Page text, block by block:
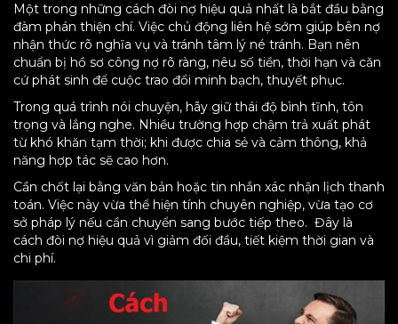
Một trong những cách đòi nợ hiệu quả nhất là bắt đầu bằng
đàm phán thiện chí. Việc chủ động liên hệ sớm giúp bên nợ
nhận thức rõ nghĩa vụ và tránh tâm lý né tránh. Bạn nên
chuẩn bị hồ sơ công nợ rõ ràng, nêu số tiền, thời hạn và căn
cứ phát sinh để cuộc trao đổi minh bạch, thuyết phục.
Trong quá trình nói chuyện, hãy giữ thái độ bình tĩnh, tôn
trọng và lắng nghe. Nhiều trường hợp chậm trả xuất phát
từ khó khăn tạm thời; khi được chia sẻ và cảm thông, khả
năng hợp tác sẽ cao hơn.
Cần chốt lại bằng văn bản hoặc tin nhắn xác nhận lịch thanh
toán. Việc này vừa thể hiện tính chuyên nghiệp, vừa tạo cơ
sở pháp lý nếu cần chuyển sang bước tiếp theo. Đây là
cách đòi nợ hiệu quả vì giảm đối đầu, tiết kiệm thời gian và
chi phí.